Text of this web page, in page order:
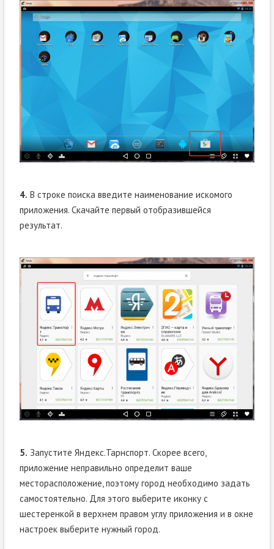
4. В строке поиска введите наименование искомого
приложения. Скачайте первый отобразившейся
результат.
5. Запустите Яндекс.Тарнспорт. Скорее всего,
приложение неправильно определит ваше
месторасположение, поэтому город необходимо задать
самостоятельно. Для этого выберите иконку с
шестеренкой в верхнем правом углу приложения и в окне
настроек выберите нужный город.